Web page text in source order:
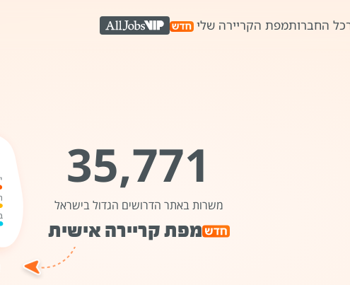
כל החברותמפת הקריירה שלי AllJobs VIP
35,771
משרות באתר הדרושים הגדול בישראל
מפת קריירה אישית